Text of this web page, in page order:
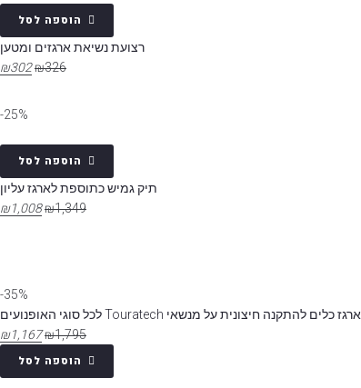
הוספה לסל
רצועת נשיאת ארגזים ומטען
₪326
₪302
25%-
הוספה לסל
תיק גמיש כתוספת לארגז עליון
₪1,349
₪1,008
35%-
ארגז כלים להתקנה חיצונית על מנשאי Touratech לכל סוגי האופנועים
₪1,795
₪1,167
הוספה לסל